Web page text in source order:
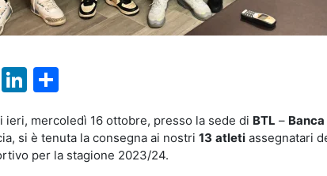
EmailLinkedIn
ieri, mercoledì 16 ottobre, presso la sede di BTL –
si è tenuta la consegna ai nostri 13 atleti assegnatari
per la stagione 2023/24.